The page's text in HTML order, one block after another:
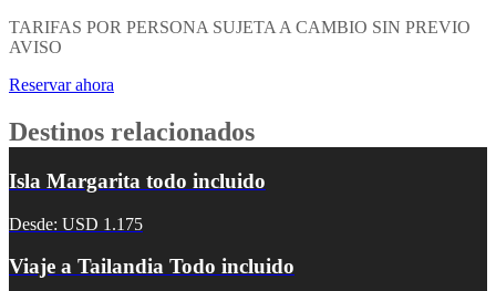
de
acomodación
TARIFAS POR PERSONA SUJETA A CAMBIO SIN PREVIO
AVISO
Reservar ahora
Destinos relacionados
Isla Margarita todo incluido
Desde: USD 1.175
Viaje a Tailandia Todo incluido